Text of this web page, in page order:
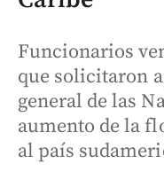
Funcionarios
que solicitaron
general de las
aumento de la
al país